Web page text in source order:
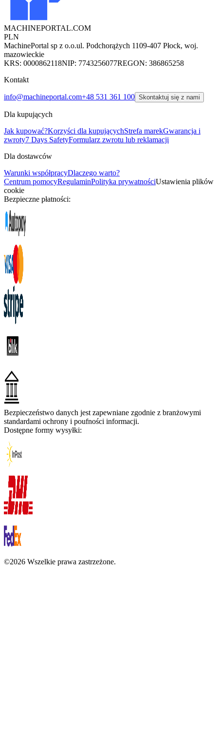
MACHINEPORTAL.COM
PLN
MachinePortal sp z o.o.ul. Podchorążych 1109-407 Płock, woj.
mazowieckie
KRS: 0000862118NIP: 7743256077REGON: 386865258
Kontakt
info@machineportal.com+48 531 361 100 Skontaktuj się z nami
Dla kupujących
Jak kupować?Korzyści dla kupującychStrefa marekGwarancja i
zwroty7 Days SafetyFormularz zwrotu lub reklamacji
Dla dostawców
Warunki współpracyDlaczego warto?
Centrum pomocyRegulaminPolityka prywatnościUstawienia plików
cookie
Bezpieczne płatności:
Bezpieczeństwo danych jest zapewniane zgodnie z branżowymi
standardami ochrony i poufności informacji.
Dostępne formy wysyłki:
©2026 Wszelkie prawa zastrzeżone.